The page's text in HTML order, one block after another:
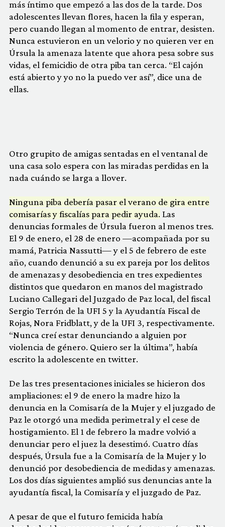
más íntimo que empezó a las dos de la tarde. Dos
adolescentes llevan flores, hacen la fila y esperan,
pero cuando llegan al momento de entrar, desisten.
Nunca estuvieron en un velorio y no quieren ver en
Úrsula la amenaza latente que ahora pesa sobre sus
vidas, el femicidio de otra piba tan cerca. “El cajón
está abierto y yo no la puedo ver así”, dice una de
ellas.
Otro grupito de amigas sentadas en el ventanal de
una casa solo espera con las miradas perdidas en la
nada cuándo se larga a llover.
Ninguna piba debería pasar el verano de gira entre
comisarías y fiscalías para pedir ayuda. Las
denuncias formales de Úrsula fueron al menos tres.
El 9 de enero, el 28 de enero —acompañada por su
mamá, Patricia Nassutti— y el 5 de febrero de este
año, cuando denunció a su ex pareja por los delitos
de amenazas y desobediencia en tres expedientes
distintos que quedaron en manos del magistrado
Luciano Callegari del Juzgado de Paz local, del fiscal
Sergio Terrón de la UFI 5 y la Ayudantía Fiscal de
Rojas, Nora Fridblatt, y de la UFI 3, respectivamente.
“Nunca creí estar denunciando a alguien por
violencia de género. Quiero ser la última”, había
escrito la adolescente en twitter.
De las tres presentaciones iniciales se hicieron dos
ampliaciones: el 9 de enero la madre hizo la
denuncia en la Comisaría de la Mujer y el juzgado de
Paz le otorgó una medida perimetral y el cese de
hostigamiento. El 1 de febrero la madre volvió a
denunciar pero el juez la desestimó. Cuatro días
después, Úrsula fue a la Comisaría de la Mujer y lo
denunció por desobediencia de medidas y amenazas.
Los dos días siguientes amplió sus denuncias ante la
ayudantía fiscal, la Comisaría y el juzgado de Paz.
A pesar de que el futuro femicida había